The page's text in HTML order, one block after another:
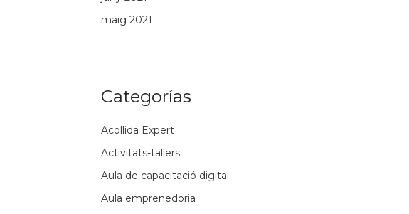
maig 2021
Categorías
Acollida Expert
Activitats-tallers
Aula de capacitació digital
Aula emprenedoria